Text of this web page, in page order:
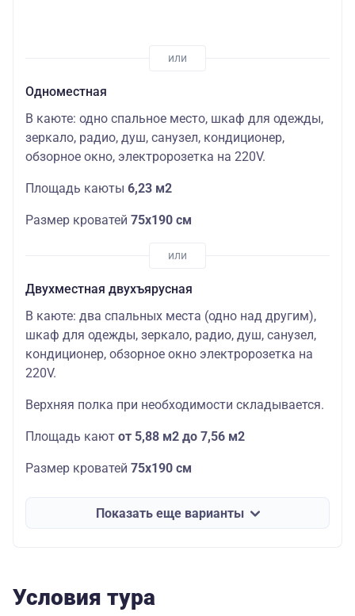
Одноместная
В каюте: одно спальное место, шкаф для одежды,
зеркало, радио, душ, санузел, кондиционер,
обзорное окно, электророзетка на 220V.
Площадь каюты 6,23 м2
Размер кроватей 75х190 см
Двухместная двухъярусная
В каюте: два спальных места (одно над другим),
шкаф для одежды, зеркало, радио, душ, санузел,
кондиционер, обзорное окно электророзетка на
220V.
Верхняя полка при необходимости складывается.
Площадь кают от 5,88 м2 до 7,56 м2
Размер кроватей 75х190 см
Показать еще варианты
Условия тура